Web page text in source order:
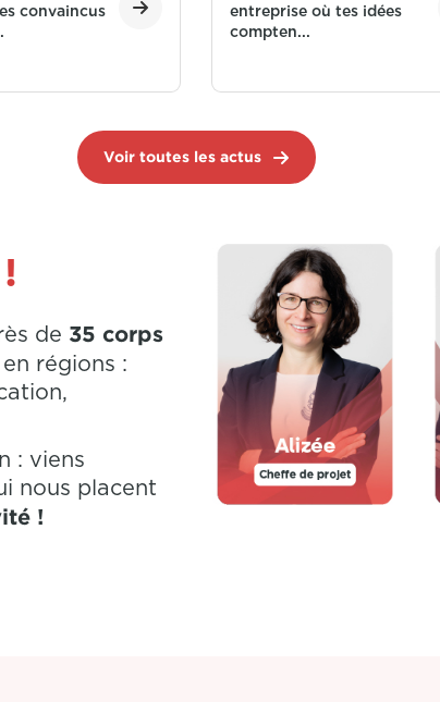
convaincus
entreprise où tes idées
compten...
Voir toutes les actus
de 35 corps
régions :
: viens
nous placent
!